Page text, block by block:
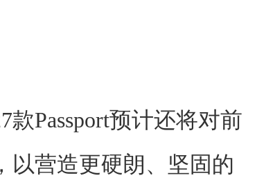
Passport预计还将对前
以营造更硬朗、坚固的